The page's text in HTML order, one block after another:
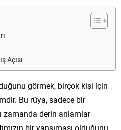
Açısı
görmek, birçok kişi için
Bu rüya, sadece bir
zamanda derin anlamlar
bir yansıması olduğunu